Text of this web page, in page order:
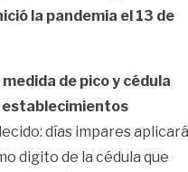
la pandemia el 13 de
de pico y cédula
establecimientos
días impares aplicará
digito de la cédula que